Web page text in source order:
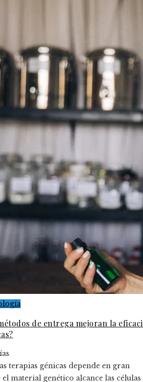
de entrega mejoran la
terapias génicas depende en gran
material genético alcance las células